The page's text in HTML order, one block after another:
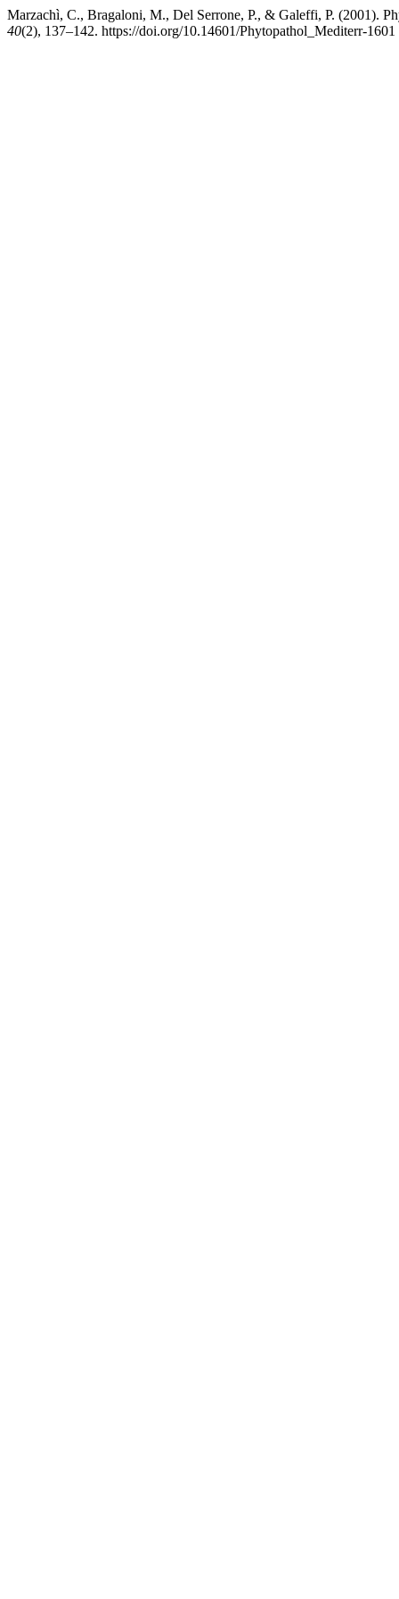
Marzachì, C., Bragaloni, M., Del Serrone, P., & Galeffi, P. (2001).
40(2), 137–142. https://doi.org/10.14601/Phytopathol_Mediterr-1601